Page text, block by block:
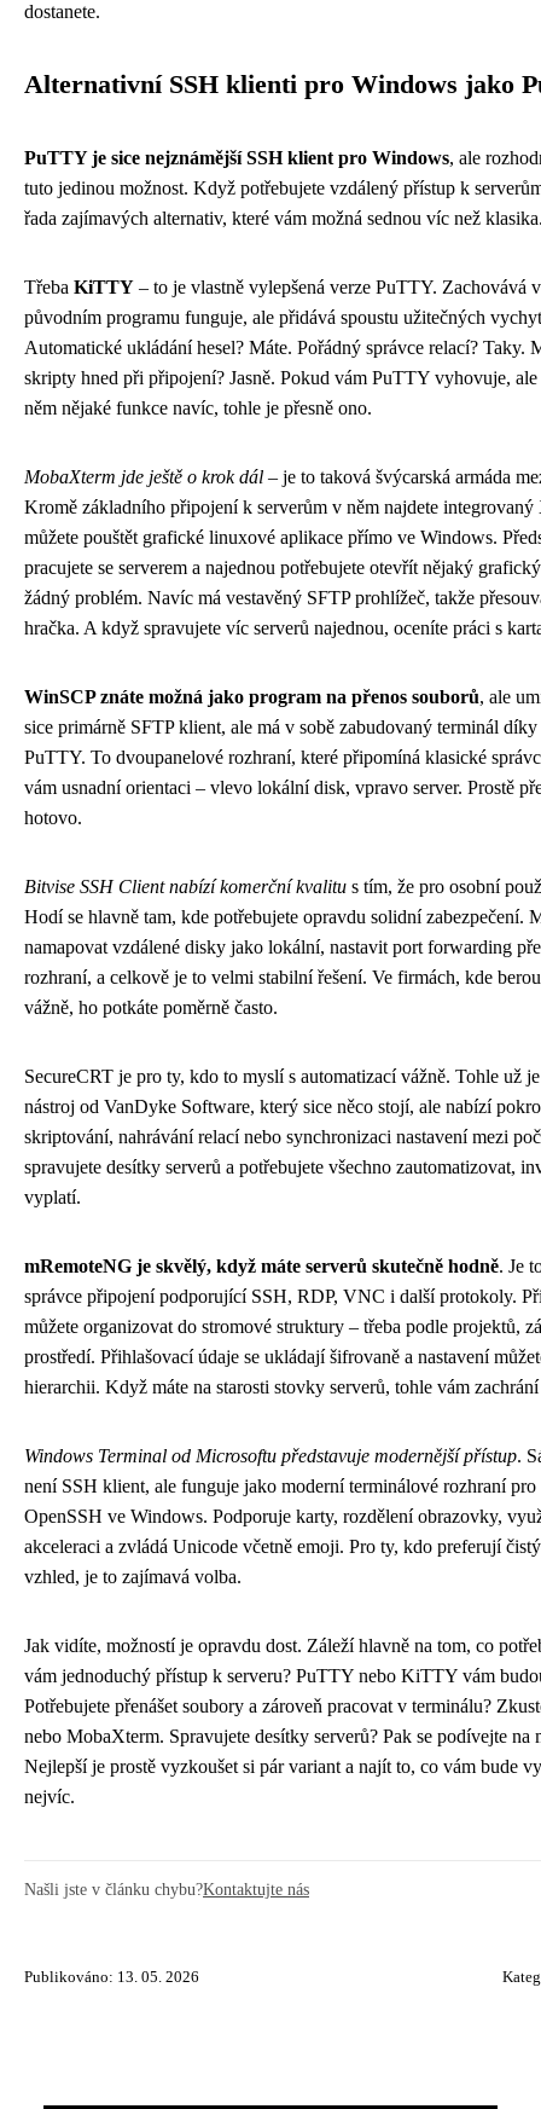
dostanete.
Alternativní SSH klienti pro Windows jako
PuTTY je sice nejznámější SSH klient pro Windows, ale
tuto jedinou možnost. Když potřebujete vzdálený přístup k
řada zajímavých alternativ, které vám možná sednou víc než
Třeba KiTTY – to je vlastně vylepšená verze PuTTY. Zachovává
původním programu funguje, ale přidává spoustu užitečných
Automatické ukládání hesel? Máte. Pořádný správce relací? Taky.
skripty hned při připojení? Jasně. Pokud vám PuTTY vyhovuje,
něm nějaké funkce navíc, tohle je přesně ono.
MobaXterm jde ještě o krok dál – je to taková švýcarská armáda
Kromě základního připojení k serverům v něm najdete integrovaný
můžete pouštět grafické linuxové aplikace přímo ve Windows.
pracujete se serverem a najednou potřebujete otevřít nějaký
žádný problém. Navíc má vestavěný SFTP prohlížeč, takže
hračka. A když spravujete víc serverů najednou, oceníte práci s
WinSCP znáte možná jako program na přenos souborů, ale
sice primárně SFTP klient, ale má v sobě zabudovaný terminál
PuTTY. To dvoupanelové rozhraní, které připomíná klasické
vám usnadní orientaci – vlevo lokální disk, vpravo server. Prostě
hotovo.
Bitvise SSH Client nabízí komerční kvalitu s tím, že pro osobní
Hodí se hlavně tam, kde potřebujete opravdu solidní zabezpečení.
namapovat vzdálené disky jako lokální, nastavit port forwarding
rozhraní, a celkově je to velmi stabilní řešení. Ve firmách, kde
vážně, ho potkáte poměrně často.
SecureCRT je pro ty, kdo to myslí s automatizací vážně. Tohle už
nástroj od VanDyke Software, který sice něco stojí, ale nabízí
skriptování, nahrávání relací nebo synchronizaci nastavení mezi
spravujete desítky serverů a potřebujete všechno zautomatizovat,
vyplatí.
mRemoteNG je skvělý, když máte serverů skutečně hodně. Je
správce připojení podporující SSH, RDP, VNC i další protokoly.
můžete organizovat do stromové struktury – třeba podle projektů,
prostředí. Přihlašovací údaje se ukládají šifrovaně a nastavení
hierarchii. Když máte na starosti stovky serverů, tohle vám
Windows Terminal od Microsoftu představuje modernější přístup.
není SSH klient, ale funguje jako moderní terminálové rozhraní pro
OpenSSH ve Windows. Podporuje karty, rozdělení obrazovky,
akceleraci a zvládá Unicode včetně emoji. Pro ty, kdo preferují
vzhled, je to zajímavá volba.
Jak vidíte, možností je opravdu dost. Záleží hlavně na tom, co
vám jednoduchý přístup k serveru? PuTTY nebo KiTTY vám
Potřebujete přenášet soubory a zároveň pracovat v terminálu?
nebo MobaXterm. Spravujete desítky serverů? Pak se podívejte na
Nejlepší je prostě vyzkoušet si pár variant a najít to, co vám bude
nejvíc.
Našli jste v článku chybu?Kontaktujte nás
Publikováno: 13. 05. 2026